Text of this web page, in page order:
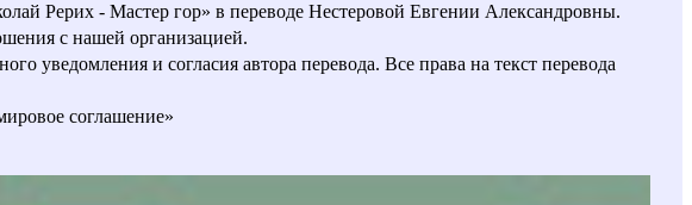
Рерих - Мастер гор» в переводе Нестеровой Евгении Александровны.
с нашей организацией.
уведомления и согласия автора перевода. Все права на текст перевода
соглашение»